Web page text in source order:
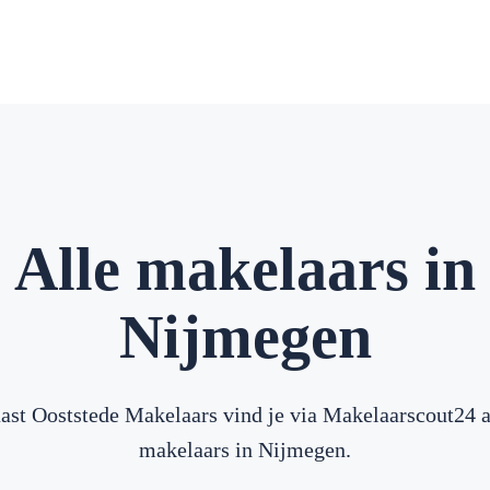
Alle makelaars in
Nijmegen
Ooststede Makelaars vind je via Makelaarscout24
makelaars in Nijmegen.